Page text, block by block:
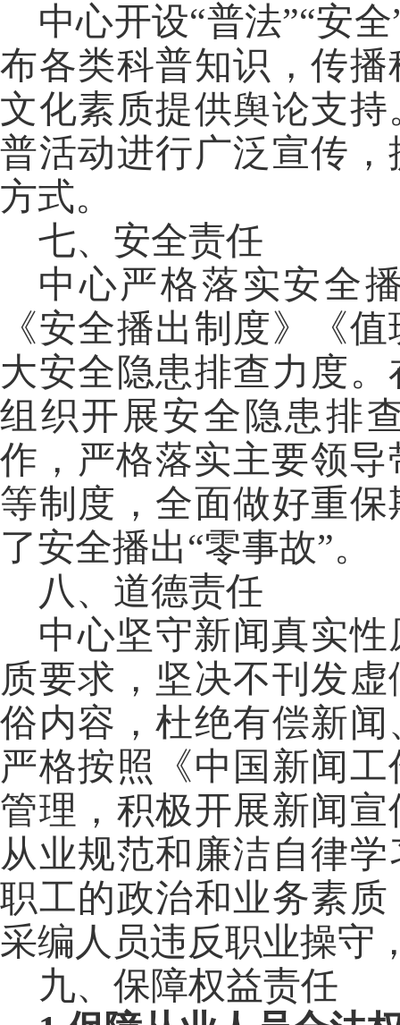
中心开设“普法”“安
布各类科普知识，传
文化素质提供舆论支
普活动进行广泛宣传
方式。
七、安全责任
中心严格落实安全
《安全播出制度》《
大安全隐患排查力度
组织开展安全隐患排
作，严格落实主要领
等制度，全面做好重
了安全播出“零事故”。
八、道德责任
中心坚守新闻真实
质要求，坚决不刊发
俗内容，杜绝有偿新
严格按照《中国新闻
管理，积极开展新闻
从业规范和廉洁自律
职工的政治和业务素
采编人员违反职业操守
九、保障权益责任